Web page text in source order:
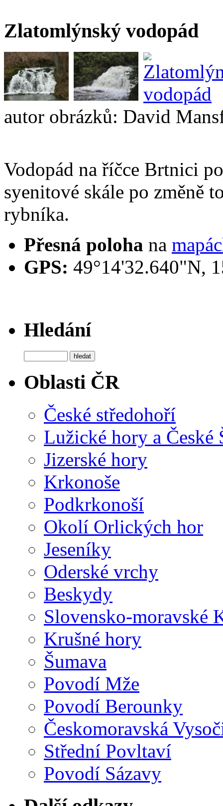
Zlatomlýnský vodopád
autor obrázků: David
Vodopád na říčce Brtnici
syenitové skále po změně
rybníka.
Přesná poloha na
GPS: 49°14'32.640"N,
Hledání
Oblasti ČR
České středohoří
Lužické hory a České
Jizerské hory
Krkonoše
Podkrkonoší
Okolí Orlických hor
Jeseníky
Oderské vrchy
Beskydy
Slovensko-moravské
Krušné hory
Šumava
Povodí Mže
Povodí Berounky
Českomoravská
Střední Povltaví
Povodí Sázavy